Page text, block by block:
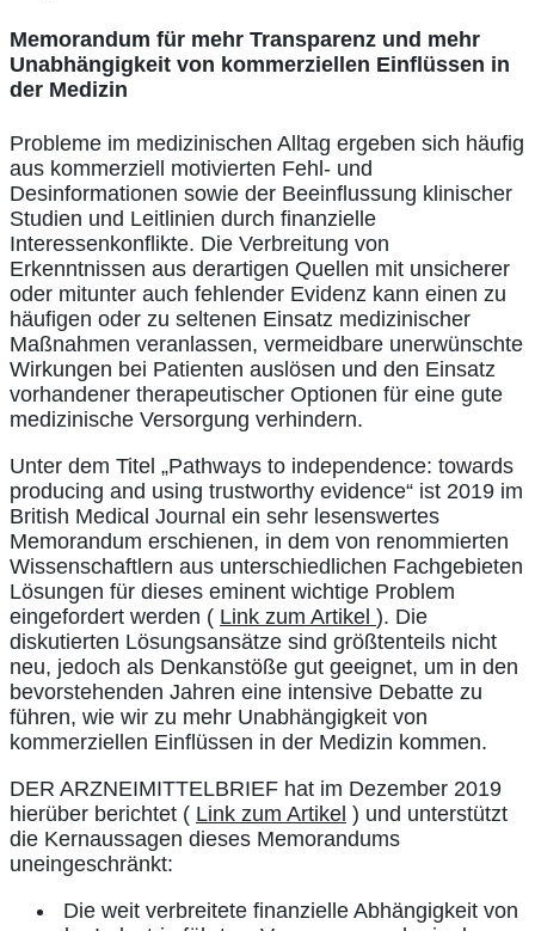
Memorandum für mehr Transparenz und mehr
Unabhängigkeit von kommerziellen Einflüssen in
der Medizin
Probleme im medizinischen Alltag ergeben sich häufig
aus kommerziell motivierten Fehl- und
Desinformationen sowie der Beeinflussung klinischer
Studien und Leitlinien durch finanzielle
Interessenkonflikte. Die Verbreitung von
Erkenntnissen aus derartigen Quellen mit unsicherer
oder mitunter auch fehlender Evidenz kann einen zu
häufigen oder zu seltenen Einsatz medizinischer
Maßnahmen veranlassen, vermeidbare unerwünschte
Wirkungen bei Patienten auslösen und den Einsatz
vorhandener therapeutischer Optionen für eine gute
medizinische Versorgung verhindern.
Unter dem Titel „Pathways to independence: towards
producing and using trustworthy evidence“ ist 2019 im
British Medical Journal ein sehr lesenswertes
Memorandum erschienen, in dem von renommierten
Wissenschaftlern aus unterschiedlichen Fachgebieten
Lösungen für dieses eminent wichtige Problem
eingefordert werden ( Link zum Artikel ). Die
diskutierten Lösungsansätze sind größtenteils nicht
neu, jedoch als Denkanstöße gut geeignet, um in den
bevorstehenden Jahren eine intensive Debatte zu
führen, wie wir zu mehr Unabhängigkeit von
kommerziellen Einflüssen in der Medizin kommen.
DER ARZNEIMITTELBRIEF hat im Dezember 2019
hierüber berichtet ( Link zum Artikel ) und unterstützt
die Kernaussagen dieses Memorandums
uneingeschränkt:
Die weit verbreitete finanzielle Abhängigkeit von